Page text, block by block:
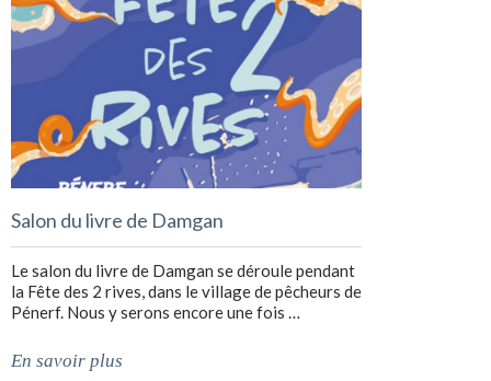
Salon du livre de Damgan
Le salon du livre de Damgan se déroule pendant
la Fête des 2 rives, dans le village de pêcheurs de
Pénerf. Nous y serons encore une fois …
En savoir plus